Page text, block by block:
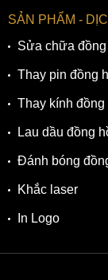
Bộ máy Eco-
là mẫuđồng hồ
SẢN PHẨM -
Sửa chữa
Thay pin đồng
Thay kính đồng
Lau dầu đồng
Đánh bóng
Khắc laser
In Logo